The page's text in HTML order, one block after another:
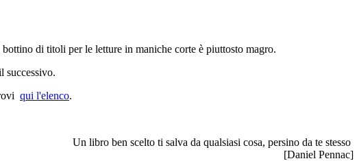
di titoli per le letture in maniche corte è piuttosto magro.
successivo.
qui l'elenco.
Un libro ben scelto ti salva da qualsiasi cosa, persino da te stesso
[Daniel Pennac]